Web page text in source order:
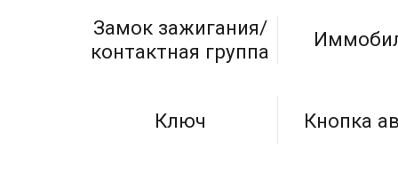
Замок зажигания/
контактная группа
Ключ Кнопка